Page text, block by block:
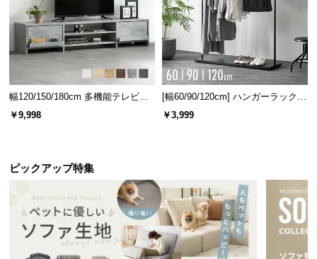
幅120/150/180cm 多機能テレビボ
ード 木目/石目調 オープン収納・
引き出し収納付き
￥9,998
[幅60/90/120cm] ハンガーラック
スチール 4段階高さ調節 サイドフ
ック オープンラック シンプル
￥3,999
ピックアップ特集